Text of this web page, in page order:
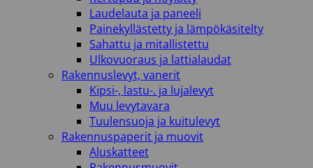
Laudelauta ja paneeli
Painekyllästetty ja lämpökäsitelty
Sahattu ja mitallistettu
Ulkovuoraus ja lattialaudat
Rakennuslevyt, vanerit
Kipsi-, lastu-. ja lujalevyt
Muu levytavara
Tuulensuoja ja kuitulevyt
Rakennuspaperit ja muovit
Aluskatteet